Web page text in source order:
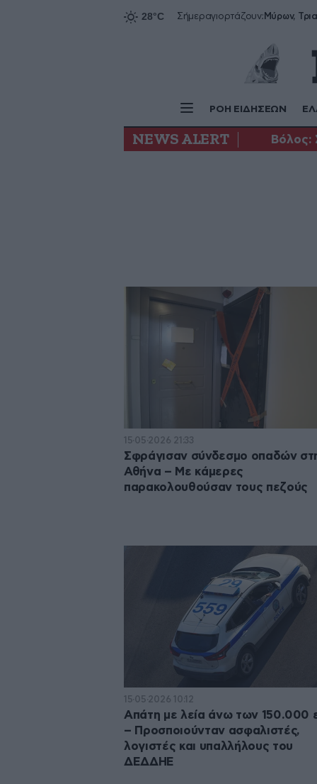
Σήμεραγιορτάζουν:
ΡΟΗ ΕΙΔΗΣΕΩΝ
NEWS ALERT Βόλος:
15·05·2026 21:33
Σφράγισαν σύνδεσμο οπαδών
Αθήνα – Με κάμερες
παρακολουθούσαν τους πεζούς
15·05·2026 10:12
Απάτη με λεία άνω των 150.000
– Προσποιούνταν ασφαλιστές,
λογιστές και υπαλλήλους του
ΔΕΔΔΗΕ